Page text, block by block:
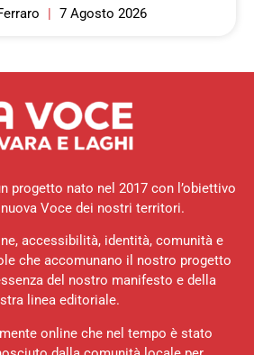
7 Agosto 2026
progetto nato nel 2017 con l’obiettivo
Voce dei nostri territori.
accessibilità, identità, comunità e
che accomunano il nostro progetto
del nostro manifesto e della
linea editoriale.
online che nel tempo è stato